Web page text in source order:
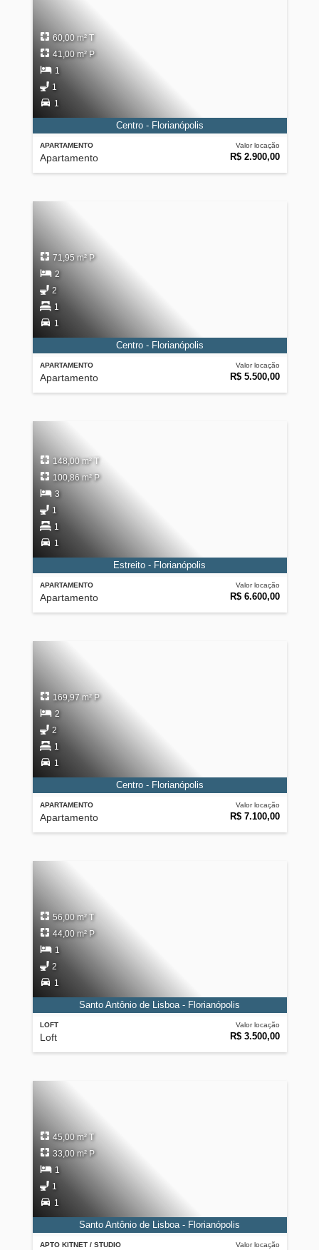
APARTAMENTO
Apartamento
Valor locação
R$ 2.900,00
60,00 m² T
41,00 m² P
1
1
1
Centro - Florianópolis
APARTAMENTO
Apartamento
Valor locação
R$ 5.500,00
71,95 m² P
2
2
1
1
Centro - Florianópolis
APARTAMENTO
Apartamento
Valor locação
R$ 6.600,00
148,00 m² T
100,86 m² P
3
1
1
1
Estreito - Florianópolis
APARTAMENTO
Apartamento
Valor locação
R$ 7.100,00
169,97 m² P
2
2
1
1
Centro - Florianópolis
LOFT
Loft
Valor locação
R$ 3.500,00
56,00 m² T
44,00 m² P
1
2
1
Santo Antônio de Lisboa - Florianópolis
APTO KITNET / STUDIO Valor locação
45,00 m² T
33,00 m² P
1
1
1
Santo Antônio de Lisboa - Florianópolis